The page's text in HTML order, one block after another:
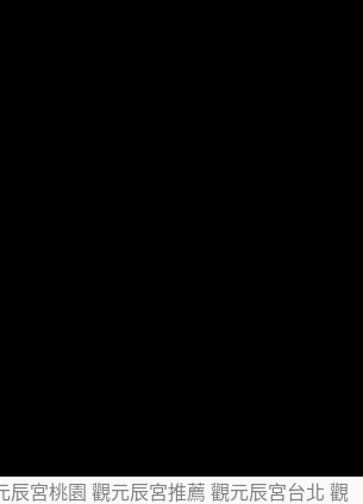
宮桃園 觀元辰宮推薦 觀元辰宮台北 觀